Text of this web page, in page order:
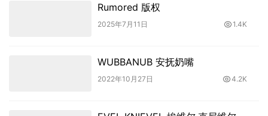
Rumored 版权
2025年7月11日 1.4K
WUBBANUB 安抚奶嘴
2022年10月27日 4.2K